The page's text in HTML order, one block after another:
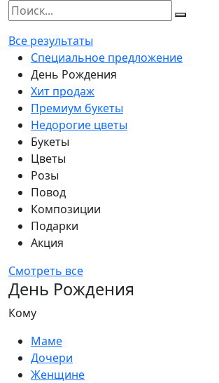
Все результаты
Специальное предложение
День Рождения
Хит продаж
Премиум букеты
Недорогие цветы
Букеты
Цветы
Розы
Повод
Композиции
Подарки
Акция
Смотреть все
День Рождения
Кому
Маме
Дочери
Женщине